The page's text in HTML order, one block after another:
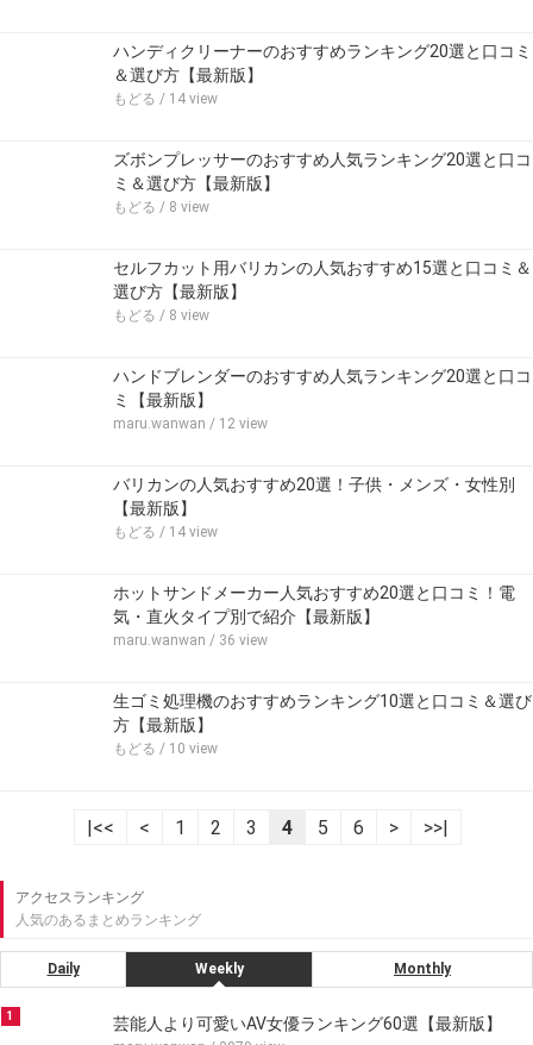
ハンディクリーナーのおすすめランキング20選と口コミ
＆選び方【最新版】
もどる / 14 view
ズボンプレッサーのおすすめ人気ランキング20選と口コ
ミ＆選び方【最新版】
もどる / 8 view
セルフカット用バリカンの人気おすすめ15選と口コミ＆
選び方【最新版】
もどる / 8 view
ハンドブレンダーのおすすめ人気ランキング20選と口コ
ミ【最新版】
maru.wanwan / 12 view
バリカンの人気おすすめ20選！子供・メンズ・女性別
【最新版】
もどる / 14 view
ホットサンドメーカー人気おすすめ20選と口コミ！電
気・直火タイプ別で紹介【最新版】
maru.wanwan / 36 view
生ゴミ処理機のおすすめランキング10選と口コミ＆選び
方【最新版】
もどる / 10 view
|<< < 1 2 3 4 5 6 > >>|
アクセスランキング
人気のあるまとめランキング
Daily Weekly Monthly
1 芸能人より可愛いAV女優ランキング60選【最新版】